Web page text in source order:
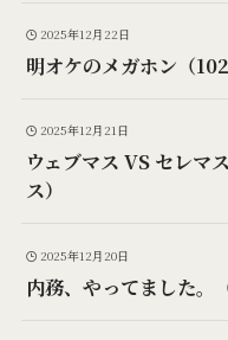
2025年12月22日
明オケのメガホン（102
2025年12月21日
ウェブマス VS セレマ
ス）
2025年12月20日
内務、やってました。